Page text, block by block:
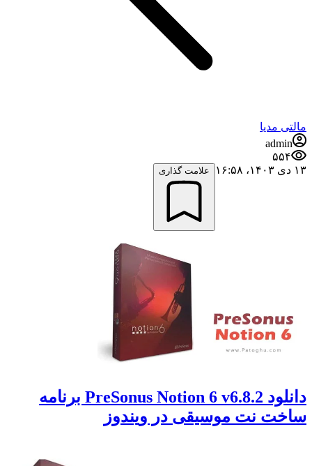
مالتی مدیا
admin
۵۵۴
۱۳ دی ۱۴۰۳،‏ ۱۶:۵۸
علامت گذاری
دانلود PreSonus Notion 6 v6.8.2 برنامه
ساخت نت موسیقی در ویندوز